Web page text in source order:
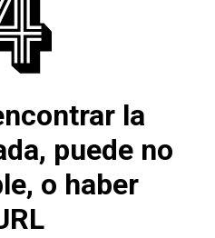
la
puede no
o haber